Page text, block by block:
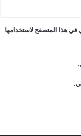
في هذا المتصفح لاستخدامها